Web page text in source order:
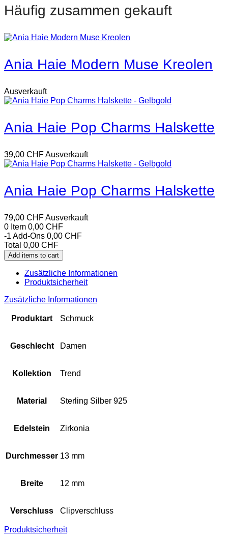
Häufig zusammen gekauft
Ania Haie Modern Muse Kreolen
Ausverkauft
Ania Haie Pop Charms Halskette
39,00 CHFAusverkauft
Ania Haie Pop Charms Halskette
79,00 CHFAusverkauft
0 Item 0,00 CHF
-1 Add-Ons 0,00 CHF
Total 0,00 CHF
Add items to cart
Zusätzliche Informationen
Produktsicherheit
Zusätzliche Informationen
Produktart Schmuck
Geschlecht Damen
Kollektion Trend
Material Sterling Silber 925
Edelstein Zirkonia
Durchmesser 13 mm
Breite 12 mm
Verschluss Clipverschluss
Produktsicherheit